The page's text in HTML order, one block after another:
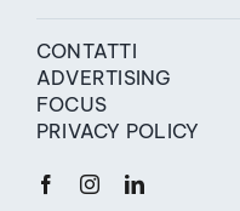
CONTATTI
ADVERTISING
FOCUS
PRIVACY POLICY